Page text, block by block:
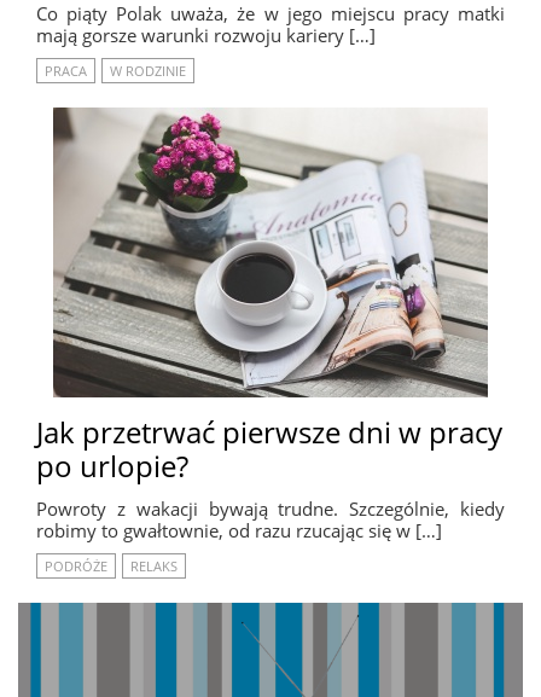
Co piąty Polak uważa, że w jego miejscu pracy matki
mają gorsze warunki rozwoju kariery […]
PRACA W RODZINIE
Jak przetrwać pierwsze dni w pracy
po urlopie?
Powroty z wakacji bywają trudne. Szczególnie, kiedy
robimy to gwałtownie, od razu rzucając się w […]
PODRÓŻE RELAKS